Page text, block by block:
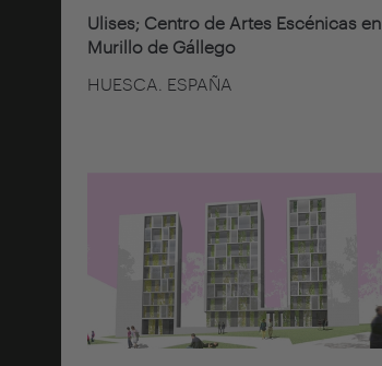
Ulises; Centro de Artes Escénicas en
Murillo de Gállego
HUESCA. ESPAÑA